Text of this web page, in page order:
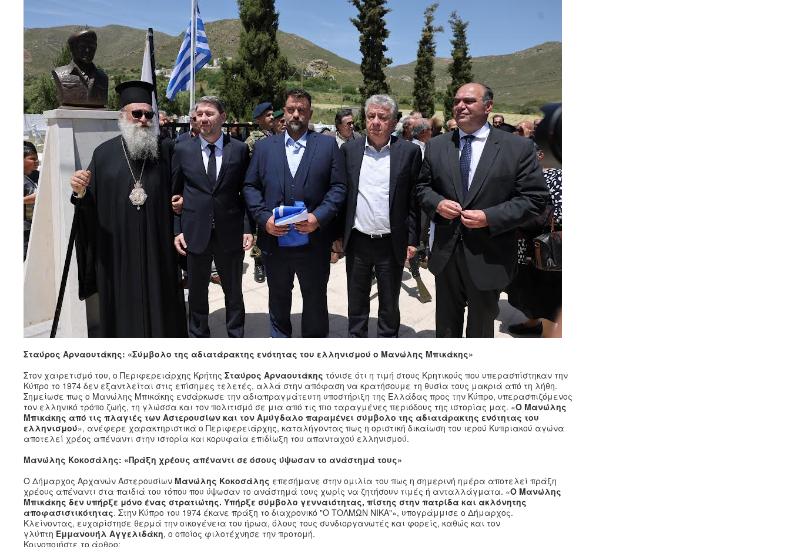
Σταύρος Αρναουτάκης: «Σύμβολο της αδιατάρακτης ενότητας του ελληνισμού ο Μανώλης Μπικάκης»
Στον χαιρετισμό του, ο Περιφερειάρχης Κρήτης Σταύρος Αρναουτάκης τόνισε ότι η τιμή στους Κρητικούς που υπερασπίστηκαν την
Κύπρο το 1974 δεν εξαντλείται στις επίσημες τελετές, αλλά στην απόφαση να κρατήσουμε τη θυσία τους μακριά από τη λήθη.
Σημείωσε πως ο Μανώλης Μπικάκης ενσάρκωσε την αδιαπραγμάτευτη υποστήριξη της Ελλάδας προς την Κύπρο, υπερασπιζόμενος
τον ελληνικό τρόπο ζωής, τη γλώσσα και τον πολιτισμό σε μια από τις πιο ταραγμένες περιόδους της ιστορίας μας. «Ο Μανώλης
Μπικάκης από τις πλαγιές των Αστερουσίων και τον Αμύγδαλο παραμένει σύμβολο της αδιατάρακτης ενότητας του
ελληνισμού», ανέφερε χαρακτηριστικά ο Περιφερειάρχης, καταλήγοντας πως η οριστική δικαίωση του ιερού Κυπριακού αγώνα
αποτελεί χρέος απέναντι στην ιστορία και κορυφαία επιδίωξη του απανταχού ελληνισμού.
Μανώλης Κοκοσάλης: «Πράξη χρέους απέναντι σε όσους ύψωσαν το ανάστημά τους»
Ο Δήμαρχος Αρχανών Αστερουσίων Μανώλης Κοκοσάλης επεσήμανε στην ομιλία του πως η σημερινή ημέρα αποτελεί πράξη
χρέους απέναντι στα παιδιά του τόπου που ύψωσαν το ανάστημά τους χωρίς να ζητήσουν τιμές ή ανταλλάγματα. «Ο Μανώλης
Μπικάκης δεν υπήρξε μόνο ένας στρατιώτης. Υπήρξε σύμβολο γενναιότητας, πίστης στην πατρίδα και ακλόνητης
αποφασιστικότητας. Στην Κύπρο του 1974 έκανε πράξη το διαχρονικό "Ο ΤΟΛΜΩΝ ΝΙΚΑ"», υπογράμμισε ο Δήμαρχος.
Κλείνοντας, ευχαρίστησε θερμά την οικογένεια του ήρωα, όλους τους συνδιοργανωτές και φορείς, καθώς και τον
γλύπτη Εμμανουήλ Αγγελιδάκη, ο οποίος φιλοτέχνησε την προτομή.
Κοινοποιήστε το άρθρο: